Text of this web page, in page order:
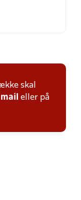
skal
mail eller på